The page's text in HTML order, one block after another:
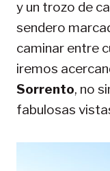
y un trozo de
sendero
caminar entre
iremos
Sorrento, no
fabulosas